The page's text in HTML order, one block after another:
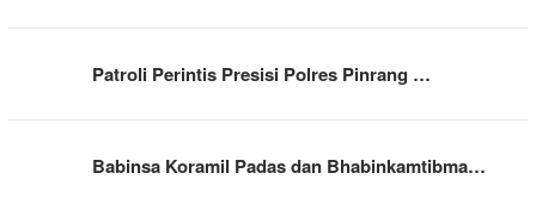
Patroli Perintis Presisi Polres Pinrang …
Babinsa Koramil Padas dan Bhabinkamtibma…